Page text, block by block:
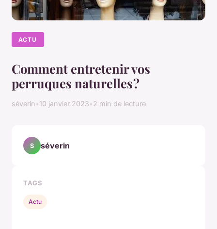
ACTU
Comment entretenir vos
perruques naturelles ?
séverin•10 janvier 2023•2 min de lecture
S séverin
TAGS
Actu